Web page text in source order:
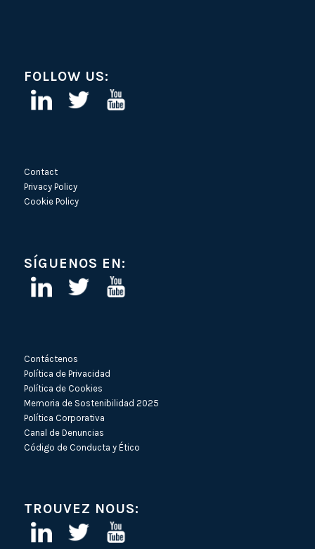
FOLLOW US:
Contact
Privacy Policy
Cookie Policy
SÍGUENOS EN:
Contáctenos
Política de Privacidad
Política de Cookies
Memoria de Sostenibilidad 2025
Política Corporativa
Canal de Denuncias
Código de Conducta y Ético
TROUVEZ NOUS: